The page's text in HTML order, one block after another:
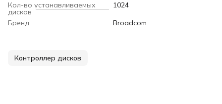
Кол-во устанавливаемых
дисков
1024
Бренд
Broadcom
Контроллер дисков